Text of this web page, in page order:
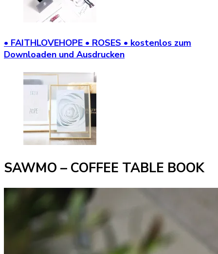
• FAITHLOVEHOPE • ROSES • kostenlos zum
Downloaden und Ausdrucken
SAWMO – COFFEE TABLE BOOK